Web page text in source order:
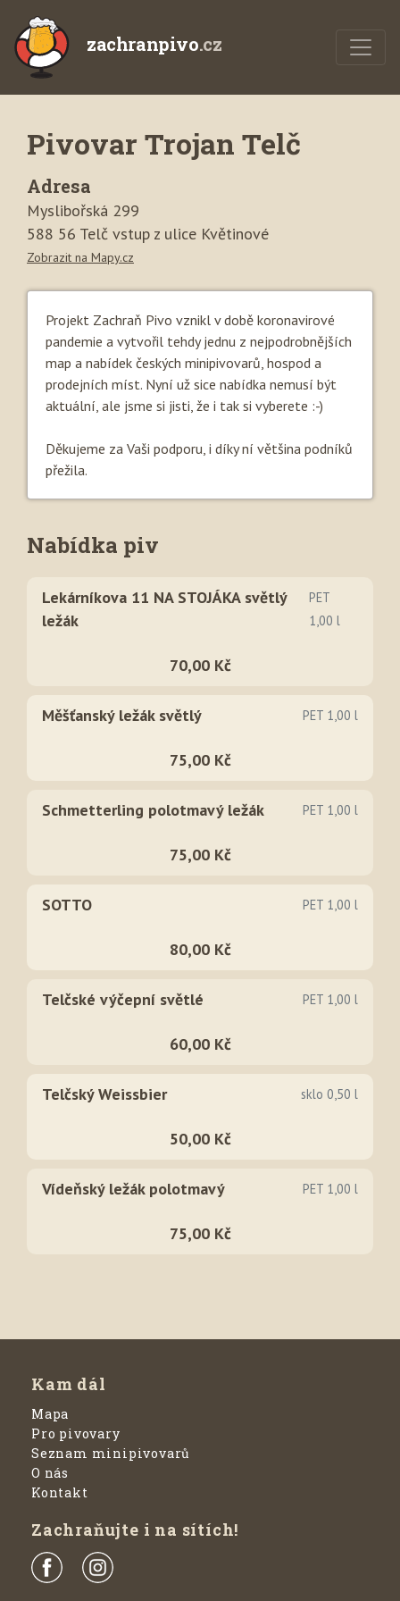
zachranpivo.cz
Pivovar Trojan Telč
Adresa
Myslibořská 299
588 56 Telč vstup z ulice Květinové
Zobrazit na Mapy.cz
Projekt Zachraň Pivo vznikl v době koronavirové
pandemie a vytvořil tehdy jednu z nejpodrobnějších
map a nabídek českých minipivovarů, hospod a
prodejních míst. Nyní už sice nabídka nemusí být
aktuální, ale jsme si jisti, že i tak si vyberete :-)
Děkujeme za Vaši podporu, i díky ní většina podníků
přežila.
Nabídka piv
Lekárníkova 11 NA STOJÁKA světlý
ležák
PET
1,00 l
70,00 Kč
Měšťanský ležák světlý PET 1,00 l
75,00 Kč
Schmetterling polotmavý ležák PET 1,00 l
75,00 Kč
SOTTO PET 1,00 l
80,00 Kč
Telčské výčepní světlé PET 1,00 l
60,00 Kč
Telčský Weissbier sklo 0,50 l
50,00 Kč
Vídeňský ležák polotmavý PET 1,00 l
75,00 Kč
Kam dál
Mapa
Pro pivovary
Seznam minipivovarů
O nás
Kontakt
Zachraňujte i na sítích!